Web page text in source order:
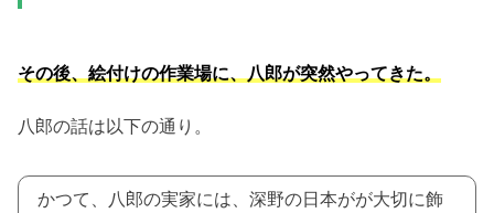
その後、絵付けの作業場に、八郎が突然やってきた。
八郎の話は以下の通り。
かつて、八郎の実家には、深野の日本がが大切に飾